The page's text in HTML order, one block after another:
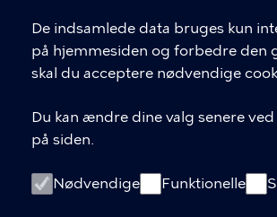
De indsamlede data bruges kun
på hjemmesiden og forbedre den
skal du acceptere nødvendige
Du kan ændre dine valg senere
på siden.
Nødvendige Funktionelle
Kontakt
T
33 66 33 66
CVR-nummer